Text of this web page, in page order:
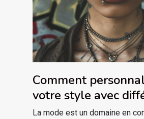
Comment
votre style avec
piercings labret
La mode est un domaine en